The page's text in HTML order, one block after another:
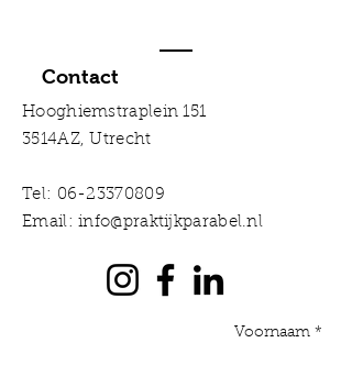
Contact
Hooghiemstraplein 151
3514AZ, Utrecht
Tel: 06-23370809
Email:info@praktijkparabel.nl
Voornaam *